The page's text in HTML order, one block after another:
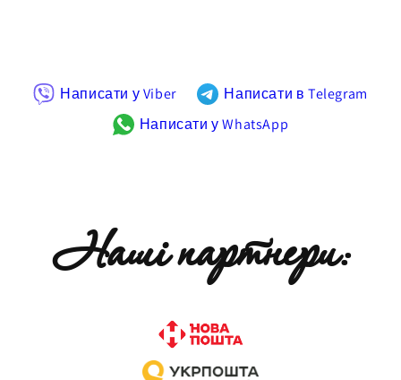
Написати у Viber
Написати в Telegram
Написати у WhatsApp
Наші партнери: